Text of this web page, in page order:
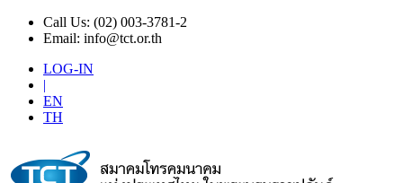
Call Us: (02) 003-3781-2
Email: info@tct.or.th
LOG-IN
|
EN
TH